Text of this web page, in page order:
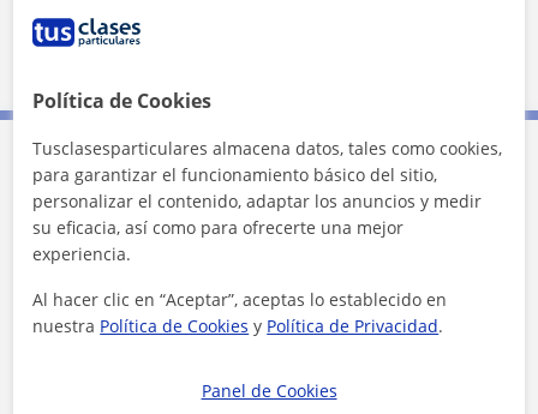
Premià de Dalt
Cabrera de Mar
Contacta con Jana
Tarifa
1ª clase gratis
Política de Cookies
Tusclasesparticulares almacena datos, tales como cookies,
para garantizar el funcionamiento básico del sitio,
personalizar el contenido, adaptar los anuncios y medir
su eficacia, así como para ofrecerte una mejor
experiencia.
Al hacer clic en “Aceptar”, aceptas lo establecido en
nuestra Política de Cookies y Política de Privacidad.
Panel de Cookies